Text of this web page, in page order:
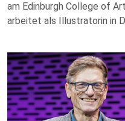
am Edinburgh College of
arbeitet als Illustratorin in